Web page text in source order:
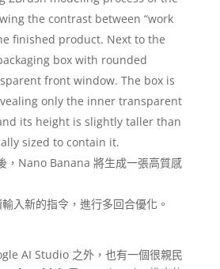
the contrast between “work
finished product. Next to the
box with rounded
front window. The box is
only the inner transparent
its height is slightly taller than
sized to contain it.
，Nano Banana 將生成一張高質感
入新的指令，進行多回合優化。
AI Studio 之外，也有一個很親民